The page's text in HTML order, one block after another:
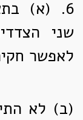
6. (א)
שני
לאפשר
(ב) לא